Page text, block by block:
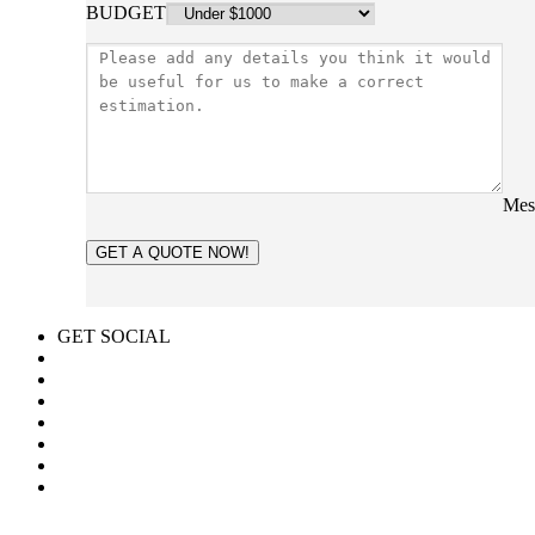
BUDGET
GET A QUOTE NOW!
GET SOCIAL